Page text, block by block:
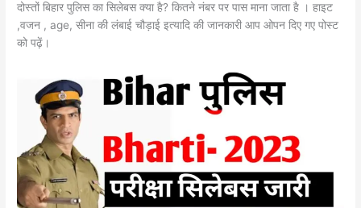
दोस्तों बिहार पुलिस का सिलेबस क्या है? कितने नंबर पर पास माना जाता है । हाइट
,वजन , age, सीना की लंबाई चौड़ाई इत्यादि की जानकारी आप ओपन दिए गए पोस्ट
को पढ़ें।